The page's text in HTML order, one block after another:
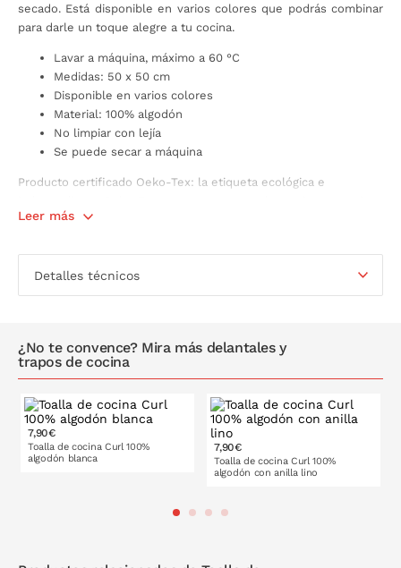
secado. Está disponible en varios colores que podrás combinar
para darle un toque alegre a tu cocina.
Lavar a máquina, máximo a 60 °C
Medidas: 50 x 50 cm
Disponible en varios colores
Material: 100% algodón
No limpiar con lejía
Se puede secar a máquina
Producto certificado Oeko-Tex: la etiqueta ecológica e
tóxicas para el cuerpo y el medio ambiente.
Leer más
Detalles técnicos
¿No te convence? Mira más delantales y
trapos de cocina
7,90€
Toalla de cocina Curl 100%
algodón blanca
7,90€
Toalla de cocina Curl 100%
algodón con anilla lino